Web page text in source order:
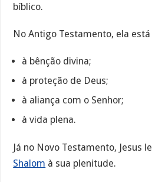
bíblico.
No Antigo Testamento, ela
à bênção divina;
à proteção de Deus;
à aliança com o Senhor;
à vida plena.
Já no Novo Testamento, Jesus
Shalom à sua plenitude.